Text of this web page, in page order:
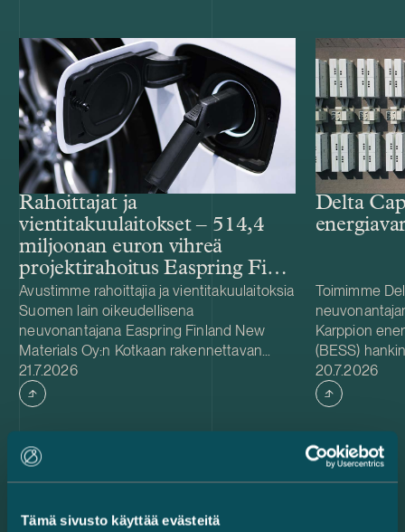
Tämä sivusto käyttää evästeitä
Rahoittajat ja
vientitakuulaitokset – 514,4
miljoonan euron vihreä
projektirahoitus Easpring Finland
New Materialsin CAM-
tehtaalle
Avustimme rahoittajia ja vientitakuulaitoksia
Suomen lain oikeudellisena
neuvonantajana Easpring Finland New
Materials Oy:n Kotkaan rakennettavan
katodiaktiivimateriaalia (CAM) valmistavan
tehtaan kehittämiseen ja rakentamiseen
liittyvässä 514,4 miljoonan euron vihreässä
projektirahoituksessa. Lainanottaja
Easpring Finland New Materials on Beijing
Easpring Material Technologyn, Finnish
Minerals Groupin ja LG Energy Solutionin
Julkaistu
21.7.2026
Delta
Toimimme
Karppion
(BESS)
Energyltä.
hankkeen
Foundationin
on 125 MW /
vastaa
Julkaistu
20.7.2026